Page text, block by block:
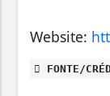
Website:
FONTE/